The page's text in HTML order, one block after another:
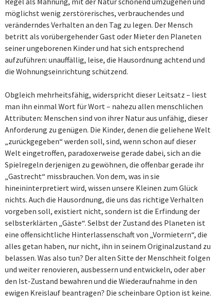
möglichst wenig zerstörerisches, verbrauchendes und
veränderndes Verhalten an den Tag zu legen. Der Mensch
betritt als vorübergehender Gast oder Mieter den Planeten
seiner ungeborenen Kinder und hat sich entsprechend
aufzuführen: unauffällig, leise, die Hausordnung achtend und
die Wohnungseinrichtung schützend.
Obgleich mehrheitsfähig, widerspricht dieser Leitsatz – liest
man ihn einmal Wort für Wort – nahezu allen menschlichen
Attributen: Menschen sind von ihrer Natur aus unfähig, dieser
Anforderung zu genügen. Die Kinder, denen die geliehene Welt
„zurückgegeben“ werden soll, sind, wenn schon auf dieser
Welt eingetroffen, paradoxerweise gerade dabei, sich an die
Spielregeln derjenigen zu gewöhnen, die offenbar gerade ihr
„Gastrecht“ missbrauchen. Von dem, was in sie
hineininterpretiert wird, wissen unsere Kleinen zum Glück
nichts. Auch die Hausordnung, die uns das richtige Verhalten
vorgeben soll, existiert nicht, sondern ist die Erfindung der
selbsterklärten „Gäste“. Selbst der Zustand des Planeten ist
eine offensichtliche Hinterlassenschaft von „Vormietern“, die
alles getan haben, nur nicht, ihn in seinem Originalzustand zu
belassen. Was also tun? Der alten Sitte der Menschheit folgen
und weiter renovieren, ausbessern und entwickeln, oder aber
den Ist-Zustand bewahren und die Wiederaufnahme in den
ewigen Kreislauf beantragen? Die scheinbare Option ist keine.